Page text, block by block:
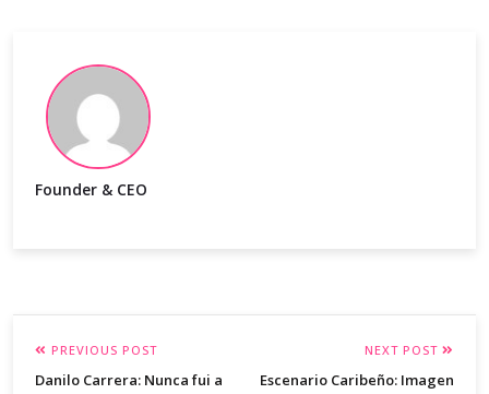
Founder & CEO
PREVIOUS POST
Danilo Carrera: Nunca fui a
NEXT POST
Escenario Caribeño: Imagen